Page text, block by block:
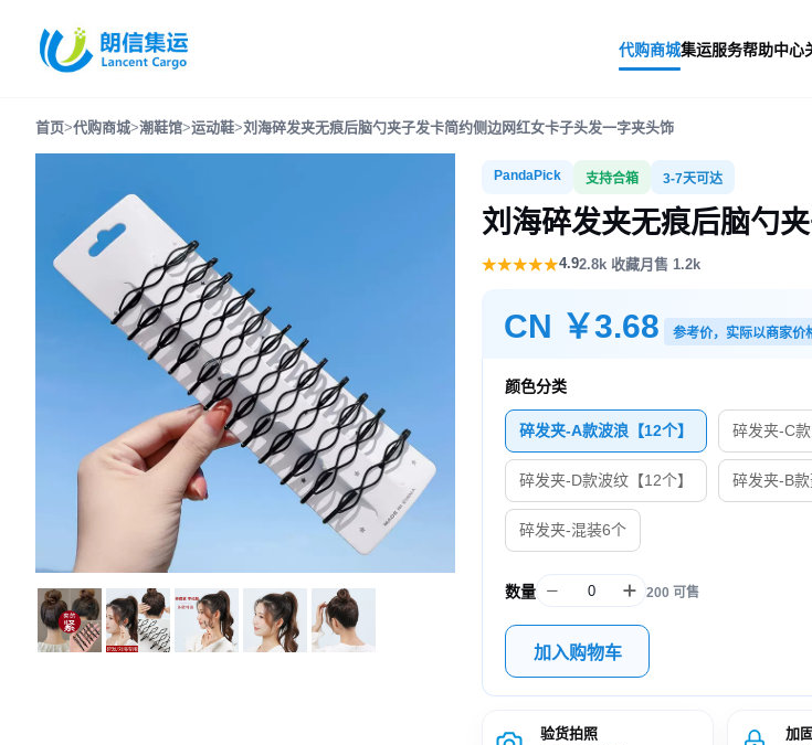
代购商城集运服务帮助中心
首页>代购商城>潮鞋馆>运动鞋>刘海碎发夹无痕后脑勺夹子发卡简约侧边网红女卡子头发一字夹头饰
PandaPick 支持合箱 3-7天可达
刘海碎发夹无痕后脑勺
★★★★★4.92.8k 收藏月售 1.2k
CN ￥3.68 参考价，实际以商家价
颜色分类
碎发夹-A款波浪【12个】 碎发夹-C款
碎发夹-D款波纹【12个】 碎发夹-B款
碎发夹-混装6个
数量 200 可售
加入购物车
验货拍照 加